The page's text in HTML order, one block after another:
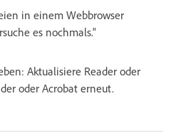
in einem Webbrowser
es nochmals.“
Aktualisiere Reader oder
oder Acrobat erneut.